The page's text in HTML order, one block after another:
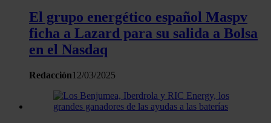
El grupo energético español Maspv
ficha a Lazard para su salida a Bolsa
en el Nasdaq
Redacción12/03/2025